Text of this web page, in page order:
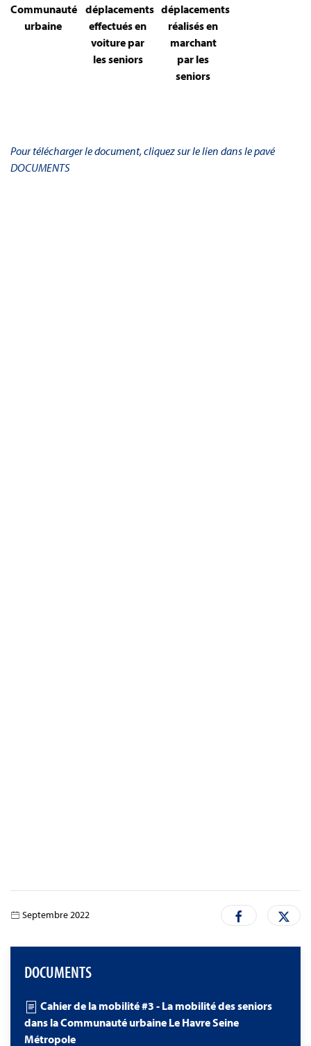
Communauté
urbaine
déplacements
effectués en
voiture par
les seniors
déplacements
réalisés en
marchant
par les
seniors
Pour télécharger le document, cliquez sur le lien dans le pavé
DOCUMENTS
Septembre 2022
DOCUMENTS
Cahier de la mobilité #3 - La mobilité des seniors
dans la Communauté urbaine Le Havre Seine
Métropole